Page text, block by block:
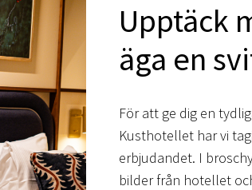
Upptäck
äga en
För att ge dig en
Kusthotellet har vi
erbjudandet. I
bilder från hotellet